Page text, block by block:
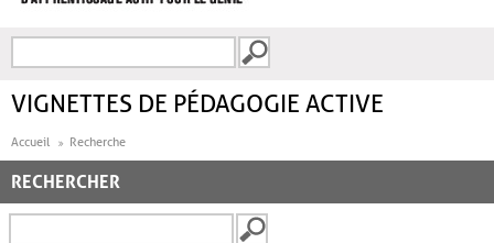
FORMULAIRE DE
VIGNETTES DE PÉDAGOGIE ACTIVE
Accueil Recherche
RECHERCHER